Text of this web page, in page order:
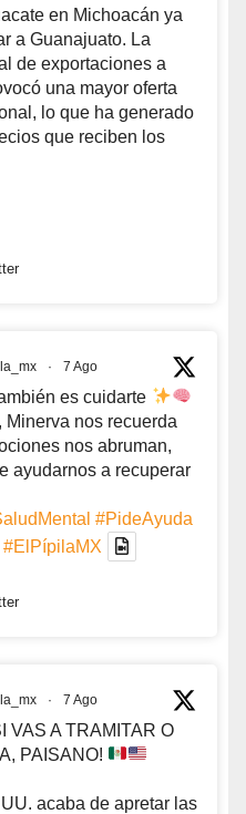
en Michoacán ya
a Guanajuato. La
de exportaciones a
una mayor oferta
lo que ha generado
que reciben los
· 7 Ago
es cuidarte
nos recuerda
nos abruman,
ayudarnos a recuperar
#PideAyuda
#ElPípilaMX
· 7 Ago
VAS A TRAMITAR O
PAISANO!
acaba de apretar las